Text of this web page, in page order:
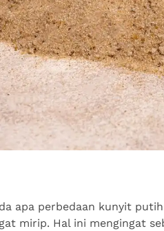
apa perbedaan kunyit
mirip. Hal ini mengingat